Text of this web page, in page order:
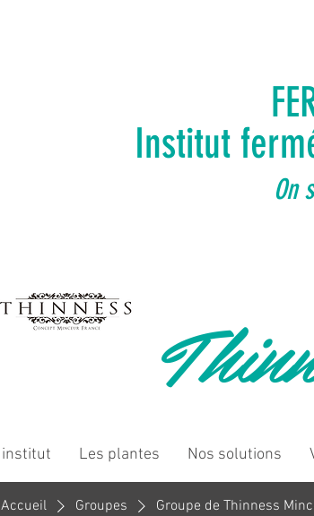
Institut
On
institut Les plantes Nos solutions
Accueil Groupes Groupe de Thinness